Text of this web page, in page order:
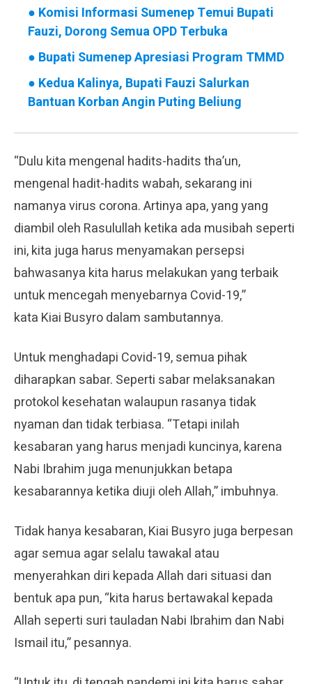
● Komisi Informasi Sumenep Temui Bupati
Fauzi, Dorong Semua OPD Terbuka
● Bupati Sumenep Apresiasi Program TMMD
● Kedua Kalinya, Bupati Fauzi Salurkan
Bantuan Korban Angin Puting Beliung
“Dulu kita mengenal hadits-hadits tha’un,
mengenal hadit-hadits wabah, sekarang ini
namanya virus corona. Artinya apa, yang yang
diambil oleh Rasulullah ketika ada musibah seperti
ini, kita juga harus menyamakan persepsi
bahwasanya kita harus melakukan yang terbaik
untuk mencegah menyebarnya Covid-19,”
kata Kiai Busyro dalam sambutannya.
Untuk menghadapi Covid-19, semua pihak
diharapkan sabar. Seperti sabar melaksanakan
protokol kesehatan walaupun rasanya tidak
nyaman dan tidak terbiasa. “Tetapi inilah
kesabaran yang harus menjadi kuncinya, karena
Nabi Ibrahim juga menunjukkan betapa
kesabarannya ketika diuji oleh Allah,” imbuhnya.
Tidak hanya kesabaran, Kiai Busyro juga berpesan
agar semua agar selalu tawakal atau
menyerahkan diri kepada Allah dari situasi dan
bentuk apa pun, “kita harus bertawakal kepada
Allah seperti suri tauladan Nabi Ibrahim dan Nabi
Ismail itu,” pesannya.